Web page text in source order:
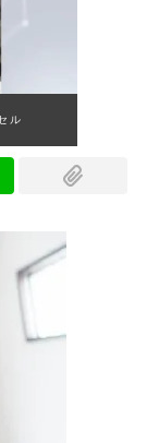
ル